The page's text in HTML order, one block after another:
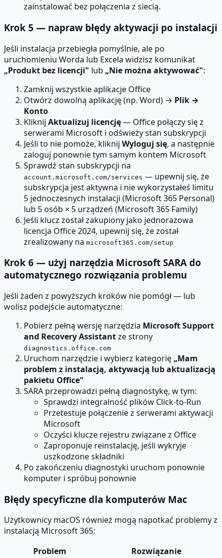
zainstalować bez połączenia z siecią.
Krok 5 — napraw błędy aktywacji po instalacji
Jeśli instalacja przebiegła pomyślnie, ale po
uruchomieniu Worda lub Excela widzisz komunikat
„Produkt bez licencji" lub „Nie można aktywować":
Zamknij wszystkie aplikacje Office
Otwórz dowolną aplikację (np. Word) → Plik →
Konto
Kliknij Aktualizuj licencję— Office połączy się z
serwerami Microsoft i odświeży stan subskrypcji
Jeśli to nie pomoże, kliknij Wyloguj się, a następnie
zaloguj ponownie tym samym kontem Microsoft
Sprawdź stan subskrypcji na
account.microsoft.com/services — upewnij się, że
subskrypcja jest aktywna i nie wykorzystałeś limitu
5 jednoczesnych instalacji (Microsoft 365 Personal)
lub 5 osób × 5 urządzeń (Microsoft 365 Family)
Jeśli klucz został zakupiony jako jednorazowa
licencja Office 2024, upewnij się, że został
zrealizowany na microsoft365.com/setup
Krok 6 — użyj narzędzia Microsoft SARA do
automatycznego rozwiązania problemu
Jeśli żaden z powyższych kroków nie pomógł — lub
wolisz podejście automatyczne:
Pobierz pełną wersję narzędzia Microsoft Support
and Recovery Assistantze strony
diagnostics.office.com
Uruchom narzędzie i wybierz kategorię „Mam
problem z instalacją, aktywacją lub aktualizacją
pakietu Office"
SARA przeprowadzi pełną diagnostykę, w tym:
Sprawdzi integralność plików Click-to-Run
Przetestuje połączenie z serwerami aktywacji
Microsoft
Oczyści klucze rejestru związane z Office
Zaproponuje reinstalację, jeśli wykryje
uszkodzone składniki
Po zakończeniu diagnostyki uruchom ponownie
komputer i spróbuj ponownie
Błędy specyficzne dla komputerów Mac
Użytkownicy macOS również mogą napotkać problemy z
instalacją Microsoft 365:
Problem
Rozwiązanie